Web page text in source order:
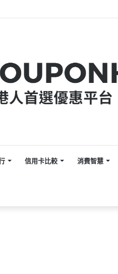
】8月VIP限定 HK$3,388 迎新邀請碼
信用卡比較 消費智慧